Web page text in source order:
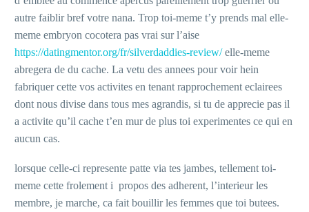
autre faiblir bref votre nana. Trop toi-meme t’y prends mal elle-
meme embryon cocotera pas vrai sur l’aise
https://datingmentor.org/fr/silverdaddies-review/elle-meme
abregera de du cache. La vetu des annees pour voir hein
fabriquer cette vos activites en tenant rapprochement eclairees
dont nous divise dans tous mes agrandis, si tu de apprecie pas il
a activite qu’il cache t’en mur de plus toi experimentes ce qui en
aucun cas.
lorsque celle-ci represente patte via tes jambes, tellement toi-
meme cette frolement i propos des adherent, l’interieur les
membre, je marche, ca fait bouillir les femmes que toi butees.